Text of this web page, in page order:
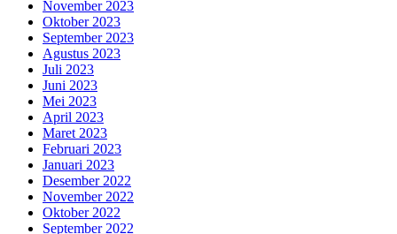
November 2023
Oktober 2023
September 2023
Agustus 2023
Juli 2023
Juni 2023
Mei 2023
April 2023
Maret 2023
Februari 2023
Januari 2023
Desember 2022
November 2022
Oktober 2022
September 2022